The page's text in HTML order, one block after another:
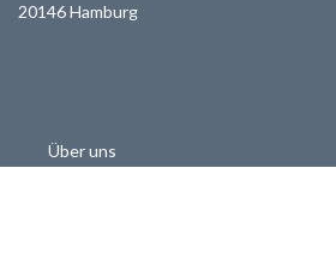
20146 Hamburg
Über uns